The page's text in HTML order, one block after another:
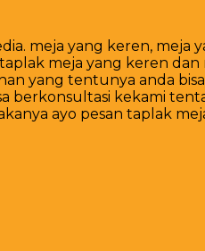
meja yang keren, meja
meja yang keren dan
yang tentunya anda
berkonsultasi kekami
ayo pesan taplak